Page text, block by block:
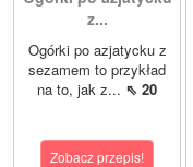
z...
Ogórki po azjatycku z
sezamem to przykład
na to, jak z... ⇖ 20
Zobacz przepis!